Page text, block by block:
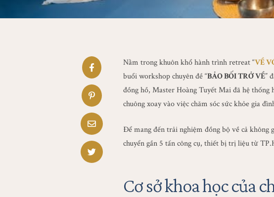
Nằm trong khuôn khổ hành trình retreat “VỀ
buổi workshop chuyên đề “BẢO BỐI TRỞ VỀ”
đồng hồ, Master Hoàng Tuyết Mai đã hệ thống
chuông xoay vào việc chăm sóc sức khỏe gia
Để mang đến trải nghiệm đồng bộ về cả
chuyển gần 5 tấn công cụ, thiết bị trị liệu từ
Cơ sở khoa học của